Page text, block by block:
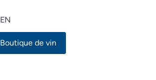
EN
Boutique de vin